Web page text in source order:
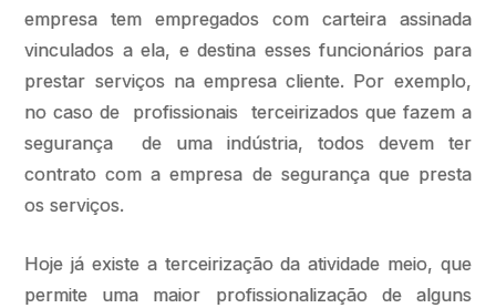
empresa tem empregados com carteira assinada
vinculados a ela, e destina esses funcionários para
prestar serviços na empresa cliente. Por exemplo,
no caso de profissionais terceirizados que fazem a
segurança de uma indústria, todos devem ter
contrato com a empresa de segurança que presta
os serviços.
Hoje já existe a terceirização da atividade meio, que
permite uma maior profissionalização de alguns